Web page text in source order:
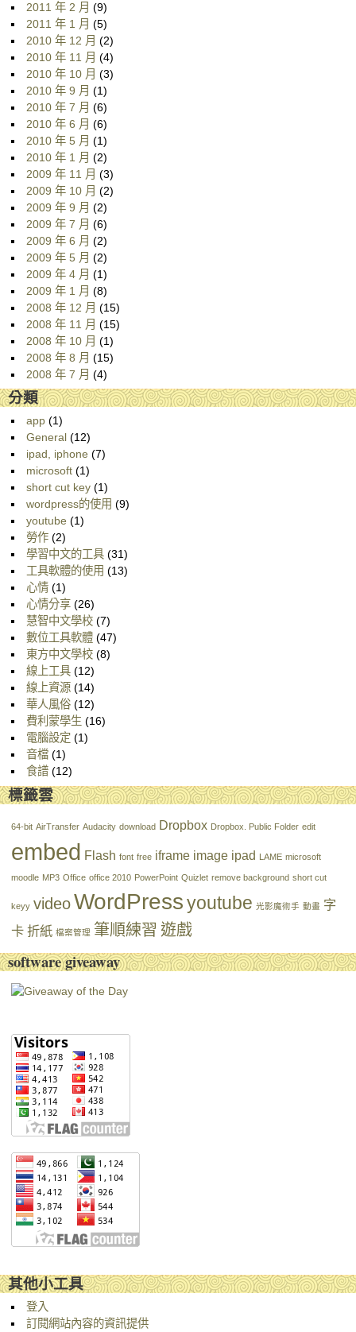
2011 年 2 月 (9)
2011 年 1 月 (5)
2010 年 12 月 (2)
2010 年 11 月 (4)
2010 年 10 月 (3)
2010 年 9 月 (1)
2010 年 7 月 (6)
2010 年 6 月 (6)
2010 年 5 月 (1)
2010 年 1 月 (2)
2009 年 11 月 (3)
2009 年 10 月 (2)
2009 年 9 月 (2)
2009 年 7 月 (6)
2009 年 6 月 (2)
2009 年 5 月 (2)
2009 年 4 月 (1)
2009 年 1 月 (8)
2008 年 12 月 (15)
2008 年 11 月 (15)
2008 年 10 月 (1)
2008 年 8 月 (15)
2008 年 7 月 (4)
分類
app (1)
General (12)
ipad, iphone (7)
microsoft (1)
short cut key (1)
wordpress的使用 (9)
youtube (1)
勞作 (2)
學習中文的工具 (31)
工具軟體的使用 (13)
心情 (1)
心情分享 (26)
慧智中文學校 (7)
數位工具軟體 (47)
東方中文學校 (8)
線上工具 (12)
線上資源 (14)
華人風俗 (12)
費利蒙學生 (16)
電腦設定 (1)
音檔 (1)
食譜 (12)
標籤雲
64-bit AirTransfer Audacity download Dropbox Dropbox. Public Folder edit
embed Flash font free iframe image ipad LAME microsoft
moodle MP3 Office office 2010 PowerPoint Quizlet remove background short cut
keyy videoWordPress youtube 光影魔術手 動畫 字
卡 折紙 檔案管理 筆順練習 遊戲
software giveaway
其他小工具
登入
訂閱網站內容的資訊提供